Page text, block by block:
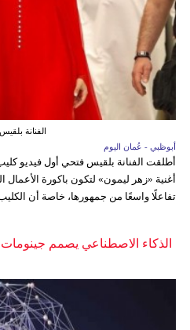
الفنانة
أبوظبي - عُمان اليوم
أطلقت الفنانة بلقيس فتحي أول فيديو كليب
أغنية «زهر ليمون» لتكون باكورة
تفاعلًا واسعًا من جمهورها، خاصة أن
الذكاء الاصطناعي يصمم جينومات